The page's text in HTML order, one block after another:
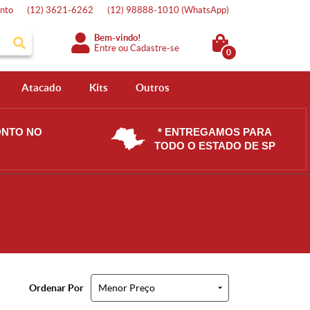
(12) 3621-6262 (12) 98888-1010 (WhatsApp)
Bem-vindo!
Entre ouCadastre-se 0
Atacado Kits Outros
NO
* ENTREGAMOS PARA
TODO O ESTADO DE SP
Ordenar Por Menor Preço